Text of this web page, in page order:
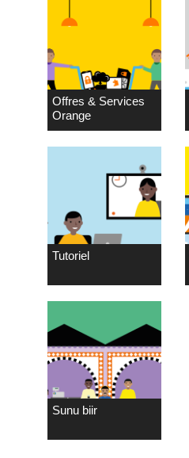
Offres & Services
Orange
Tutoriel
Sunu biir